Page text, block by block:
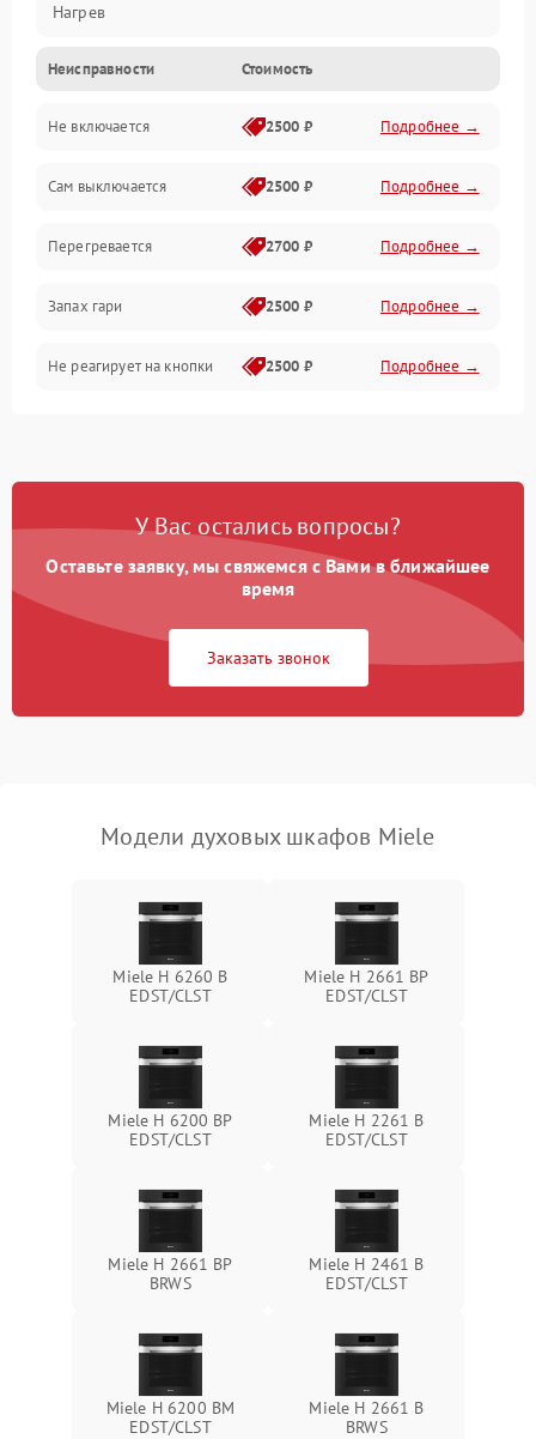
Нагрев
Неисправности Стоимость
Не включается 2500 ₽ Подробнее →
Сам выключается 2500 ₽ Подробнее →
Перегревается 2700 ₽ Подробнее →
Запах гари 2500 ₽ Подробнее →
Не реагирует на кнопки 2500 ₽ Подробнее →
У Вас остались вопросы?
Оставьте заявку, мы свяжемся с Вами в ближайшее
время
Заказать звонок
Модели духовых шкафов Miele
Miele H 6260 B
EDST/CLST
Miele H 2661 BP
EDST/CLST
Miele H 6200 BP
EDST/CLST
Miele H 2261 B
EDST/CLST
Miele H 2661 BP
BRWS
Miele H 2461 B
EDST/CLST
Miele H 6200 BM
EDST/CLST
Miele H 2661 B
BRWS